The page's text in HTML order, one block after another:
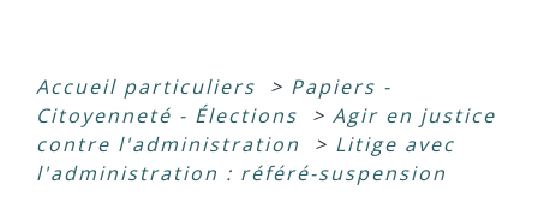
Accueil particuliers > Papiers -
Citoyenneté - Élections
> Agir en justice
contre l'administration
> Litige avec
l'administration : référé-suspension